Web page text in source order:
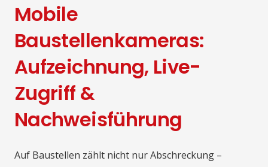
Mobile
Baustellenkameras:
Aufzeichnung, Live-
Zugriff &
Nachweisführung
Auf Baustellen zählt nicht nur Abschreckung –